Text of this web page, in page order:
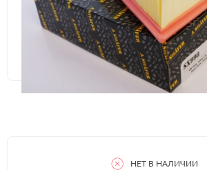
НЕТ В НАЛИЧИИ